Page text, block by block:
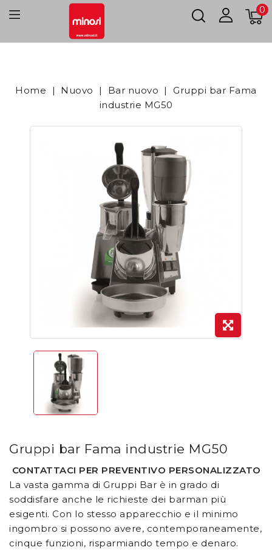
0
Home Nuovo Bar nuovo
Gruppi bar Fama
industrie MG50
Gruppi bar Fama industrie MG50
CONTATTACI PER PREVENTIVO PERSONALIZZATO
La vasta gamma di Gruppi Bar è in grado di
soddisfare anche le richieste dei barman più
esigenti. Con lo stesso apparecchio e il minimo
ingombro si possono avere, contemporaneamente,
cinque funzioni, risparmiando tempo e denaro.